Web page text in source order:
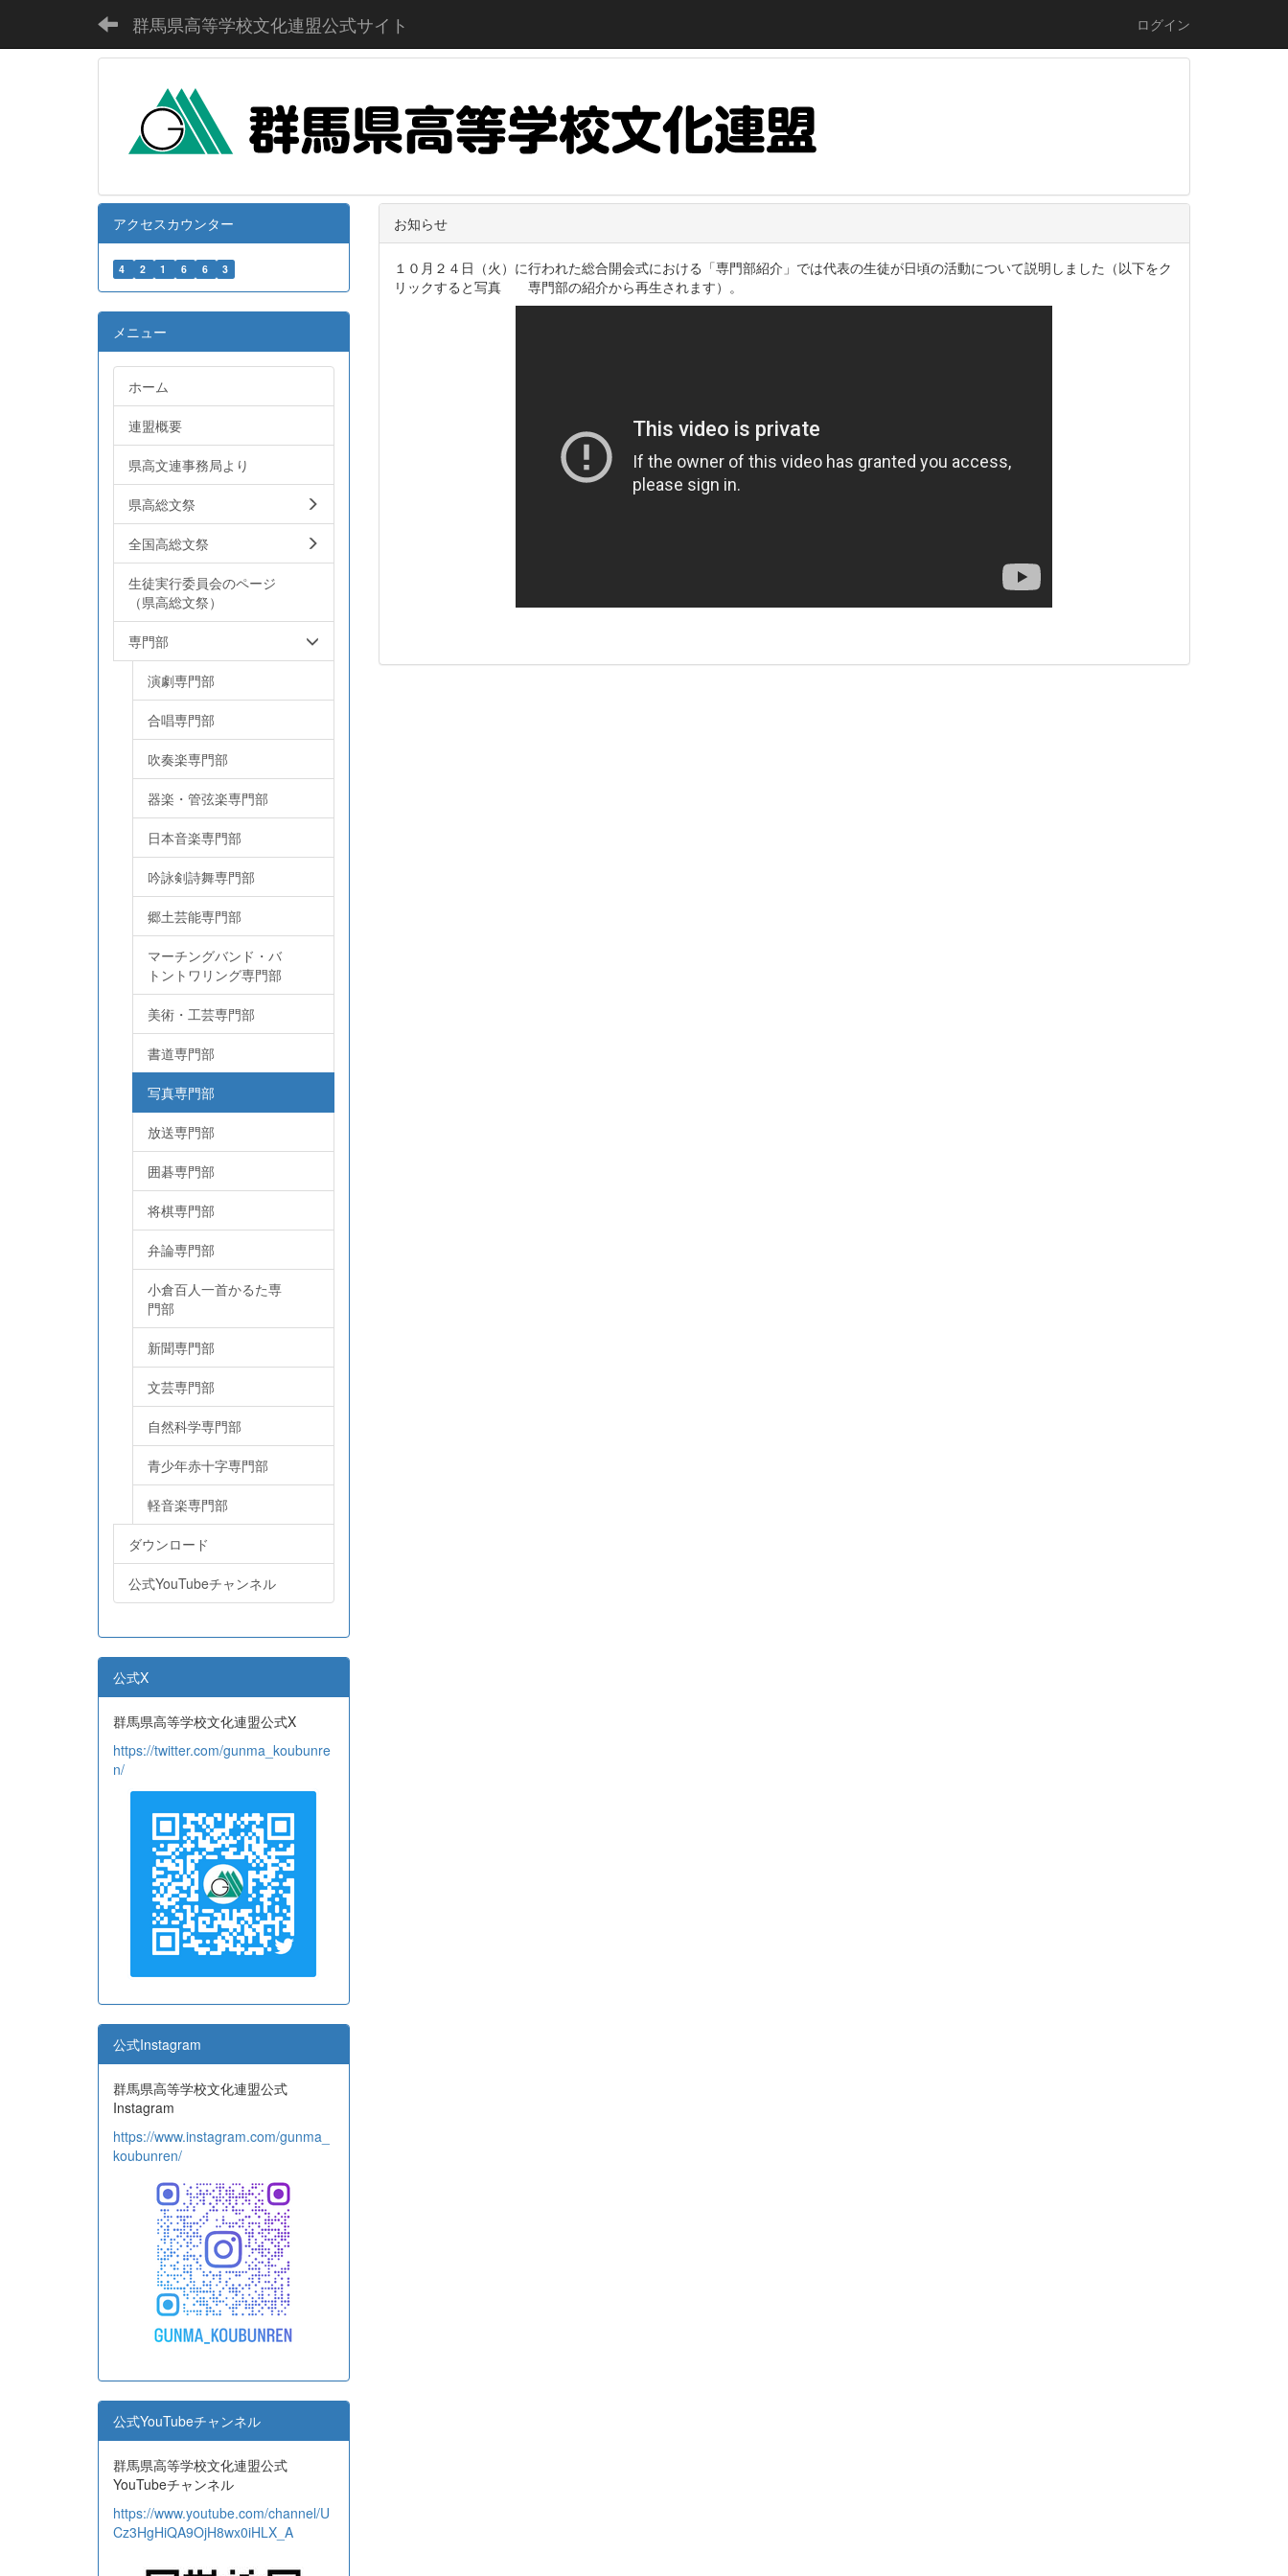
群馬県高等学校文化連盟公式サイト ログイン
お知らせ
１０月２４日（火）に行われた総合開会式における「専門部紹介」では代表の生徒が日頃の活動について説明しました（以下をク
リックすると写真 専門部の紹介から再生されます）。
アクセスカウンター
4 2 1 6 6 3
メニュー
ホーム
連盟概要
県高文連事務局より
県高総文祭
全国高総文祭
生徒実行委員会のページ
（県高総文祭）
専門部
演劇専門部
合唱専門部
吹奏楽専門部
器楽・管弦楽専門部
日本音楽専門部
吟詠剣詩舞専門部
郷土芸能専門部
マーチングバンド・バ
トントワリング専門部
美術・工芸専門部
書道専門部
写真専門部
放送専門部
囲碁専門部
将棋専門部
弁論専門部
小倉百人一首かるた専
門部
新聞専門部
文芸専門部
自然科学専門部
青少年赤十字専門部
軽音楽専門部
ダウンロード
公式YouTubeチャンネル
公式X
群馬県高等学校文化連盟公式X
https://twitter.com/gunma_koubunre
n/
公式Instagram
群馬県高等学校文化連盟公式
Instagram
https://www.instagram.com/gunma_
koubunren/
公式YouTubeチャンネル
群馬県高等学校文化連盟公式
YouTubeチャンネル
https://www.youtube.com/channel/U
Cz3HgHiQA9OjH8wx0iHLX_A